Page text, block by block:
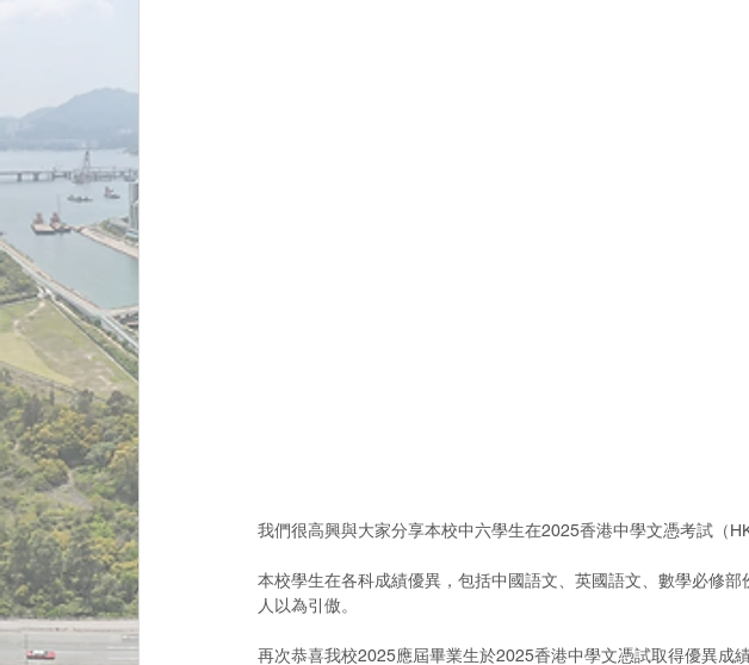
我們很高興與大家分享本校中六學生在2025香港中學文憑考試（
本校學生在各科成績優異，包括中國語文、英國語文、數學必修
人以為引傲。
再次恭喜我校2025應屆畢業生於2025香港中學文憑試取得優異成